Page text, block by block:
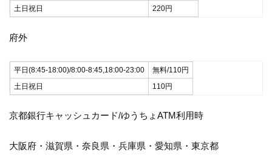
土日祝日
220円
府外
平日(8:45-18:00)/8:00-8:45,18:00-23:00
無料/110円
土日祝日
110円
京都銀行キャッシュカード/ゆうちょATM利用時
大阪府・滋賀県・奈良県・兵庫県・愛知県・東京都